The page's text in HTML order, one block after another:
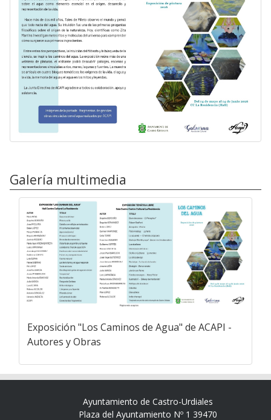
Galería multimedia
Exposición "Los Caminos de Agua" de ACAPI -
Autores y Obras
Ayuntamiento de Castro-Urdiales
Plaza del Ayuntamiento Nº 1 39470